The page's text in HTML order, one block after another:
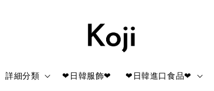
詳細分類 ❤日韓服飾❤ ❤日韓進口食品❤